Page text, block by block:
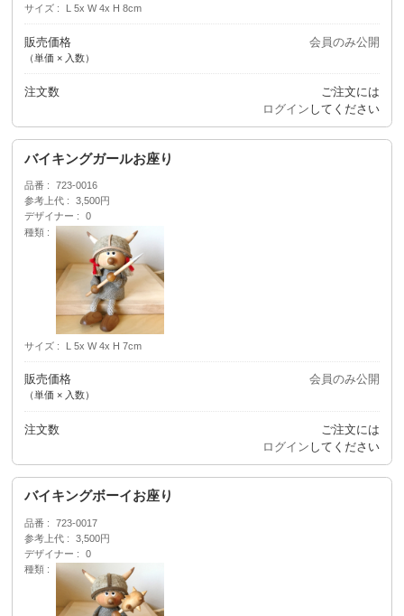
サイズ L 5x W 4x H 8cm
販売価格
（単価 × 入数）
会員のみ公開
注文数
ご注文には
ログイン してください
バイキングガールお座り
品番
723-0016
参考上代
3,500円
デザイナー
0
種類
サイズ L 5x W 4x H 7cm
販売価格
（単価 × 入数）
会員のみ公開
注文数
ご注文には
ログイン してください
バイキングボーイお座り
品番
723-0017
参考上代
3,500円
デザイナー
0
種類